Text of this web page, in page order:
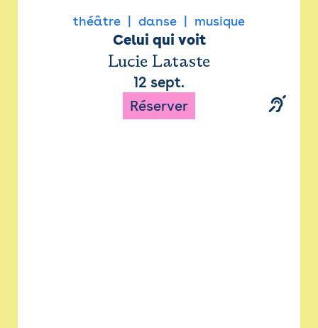
théâtre danse musique
Celui qui voit
Lucie Lataste
12 sept.
Réserver